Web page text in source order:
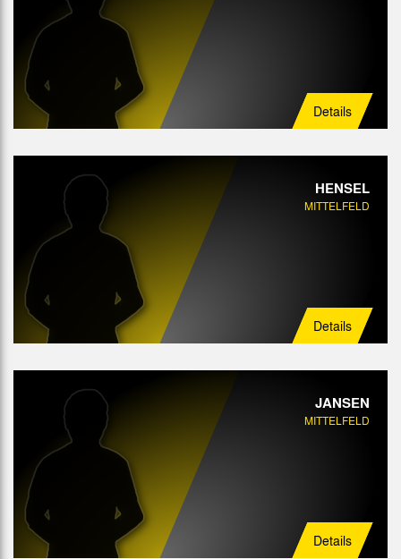
Details
HENSEL
MITTELFELD
Details
JANSEN
MITTELFELD
Details